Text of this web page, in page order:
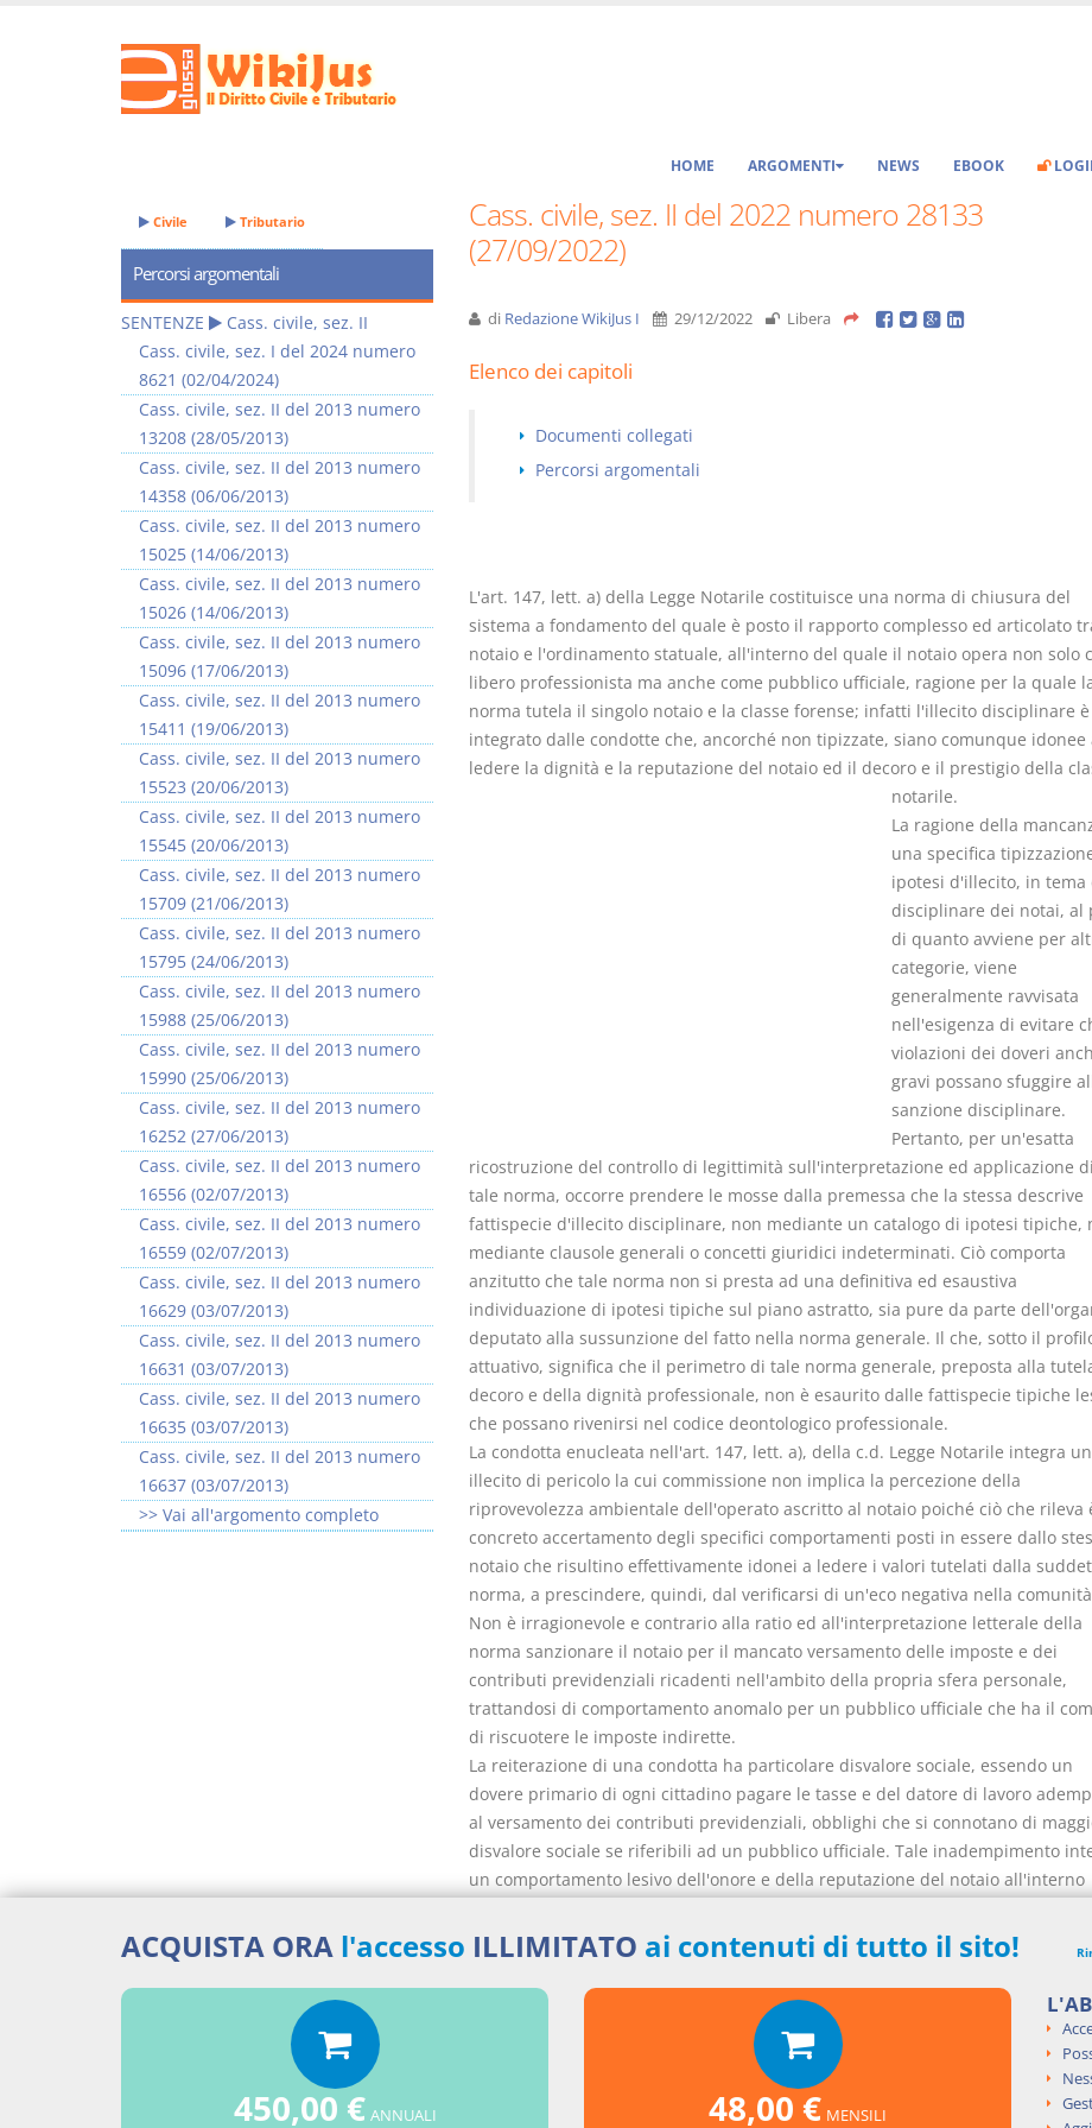
HOME ARGOMENTI NEWS EBOOK
Cass. civile, sez. II del 2022 numero 28133
(27/09/2022)
di Redazione WikiJus I 29/12/2022 Libera
Elenco dei capitoli
Documenti collegati
Percorsi argomentali
L'art. 147, lett. a) della Legge Notarile costituisce una norma di chiusura del
sistema a fondamento del quale è posto il rapporto complesso ed articolato
notaio e l'ordinamento statuale, all'interno del quale il notaio opera non solo
libero professionista ma anche come pubblico ufficiale, ragione per la quale
norma tutela il singolo notaio e la classe forense; infatti l'illecito disciplinare è
integrato dalle condotte che, ancorché non tipizzate, siano comunque idonee
ledere la dignità e la reputazione del notaio ed il decoro e il prestigio della
notarile.
La ragione della
una specifica
ipotesi d'illecito, in tema
disciplinare dei notai, al
di quanto avviene per
categorie, viene
generalmente ravvisata
nell'esigenza di evitare
violazioni dei doveri
gravi possano sfuggire
sanzione disciplinare.
Pertanto, per un'esatta
ricostruzione del controllo di legittimità sull'interpretazione ed applicazione di
tale norma, occorre prendere le mosse dalla premessa che la stessa descrive
fattispecie d'illecito disciplinare, non mediante un catalogo di ipotesi tipiche,
mediante clausole generali o concetti giuridici indeterminati. Ciò comporta
anzitutto che tale norma non si presta ad una definitiva ed esaustiva
individuazione di ipotesi tipiche sul piano astratto, sia pure da parte
deputato alla sussunzione del fatto nella norma generale. Il che, sotto il
attuativo, significa che il perimetro di tale norma generale, preposta alla
decoro e della dignità professionale, non è esaurito dalle fattispecie tipiche
che possano rivenirsi nel codice deontologico professionale.
La condotta enucleata nell'art. 147, lett. a), della c.d. Legge Notarile integra un
illecito di pericolo la cui commissione non implica la percezione della
riprovevolezza ambientale dell'operato ascritto al notaio poiché ciò che rileva
concreto accertamento degli specifici comportamenti posti in essere dallo
notaio che risultino effettivamente idonei a ledere i valori tutelati dalla
norma, a prescindere, quindi, dal verificarsi di un'eco negativa nella
Non è irragionevole e contrario alla ratio ed all'interpretazione letterale della
norma sanzionare il notaio per il mancato versamento delle imposte e dei
contributi previdenziali ricadenti nell'ambito della propria sfera personale,
trattandosi di comportamento anomalo per un pubblico ufficiale che ha il
di riscuotere le imposte indirette.
La reiterazione di una condotta ha particolare disvalore sociale, essendo un
dovere primario di ogni cittadino pagare le tasse e del datore di lavoro
al versamento dei contributi previdenziali, obblighi che si connotano di
disvalore sociale se riferibili ad un pubblico ufficiale. Tale inadempimento
un comportamento lesivo dell'onore e della reputazione del notaio all'interno
classe forense, che svolge una funzione essenziale nell'economia e negli
Civile Tributario
Percorsi argomentali
SENTENZE
Cass. civile, sez. II
Cass. civile, sez. I del 2024 numero
8621 (02/04/2024)
Cass. civile, sez. II del 2013 numero
13208 (28/05/2013)
Cass. civile, sez. II del 2013 numero
14358 (06/06/2013)
Cass. civile, sez. II del 2013 numero
15025 (14/06/2013)
Cass. civile, sez. II del 2013 numero
15026 (14/06/2013)
Cass. civile, sez. II del 2013 numero
15096 (17/06/2013)
Cass. civile, sez. II del 2013 numero
15411 (19/06/2013)
Cass. civile, sez. II del 2013 numero
15523 (20/06/2013)
Cass. civile, sez. II del 2013 numero
15545 (20/06/2013)
Cass. civile, sez. II del 2013 numero
15709 (21/06/2013)
Cass. civile, sez. II del 2013 numero
15795 (24/06/2013)
Cass. civile, sez. II del 2013 numero
15988 (25/06/2013)
Cass. civile, sez. II del 2013 numero
15990 (25/06/2013)
Cass. civile, sez. II del 2013 numero
16252 (27/06/2013)
Cass. civile, sez. II del 2013 numero
16556 (02/07/2013)
Cass. civile, sez. II del 2013 numero
16559 (02/07/2013)
Cass. civile, sez. II del 2013 numero
16629 (03/07/2013)
Cass. civile, sez. II del 2013 numero
16631 (03/07/2013)
Cass. civile, sez. II del 2013 numero
16635 (03/07/2013)
Cass. civile, sez. II del 2013 numero
16637 (03/07/2013)
>> Vai all'argomento completo
I Vincoli Preliminari
Versione ebook
Usufrutto Uso e
Abitazione
D. Minussi
Versione ebook
€ 4,19
(iva incl.)
Prescrizione e
decadenza
D. Minussi
Versione ebook€ 4,19
Rapporto e
relazione
D. Minussi
Versione ebook
ACQUISTA ORA l'accesso ILLIMITATO ai contenuti di tutto il sito!
450,00 € ANNUALI 48,00 € MENSILI